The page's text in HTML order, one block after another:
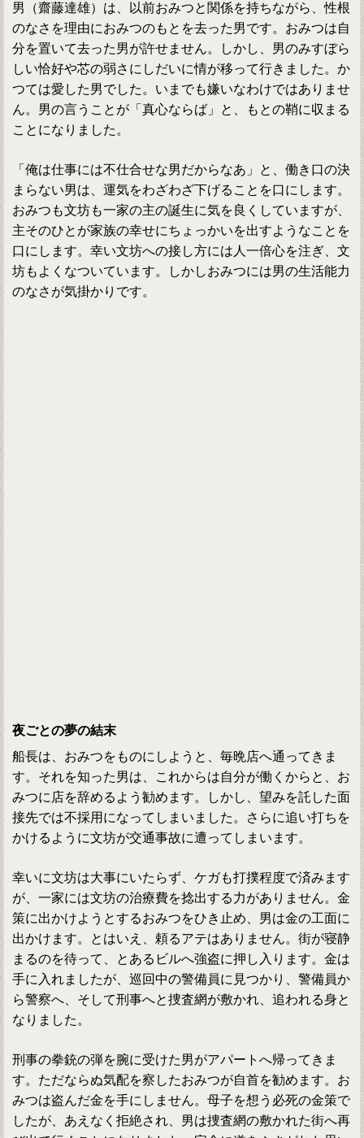
男（齋藤達雄）は、以前おみつと関係を持ちながら、性根
のなさを理由におみつのもとを去った男です。おみつは自
分を置いて去った男が許せません。しかし、男のみすぼら
しい恰好や芯の弱さにしだいに情が移って行きました。か
つては愛した男でした。いまでも嫌いなわけではありませ
ん。男の言うことが「真心ならば」と、もとの鞘に収まる
ことになりました。
「俺は仕事には不仕合せな男だからなあ」と、働き口の決
まらない男は、運気をわざわざ下げることを口にします。
おみつも文坊も一家の主の誕生に気を良くしていますが、
主そのひとが家族の幸せにちょっかいを出すようなことを
口にします。幸い文坊への接し方には人一倍心を注ぎ、文
坊もよくなついています。しかしおみつには男の生活能力
のなさが気掛かりです。
夜ごとの夢の結末
船長は、おみつをものにしようと、毎晩店へ通ってきま
す。それを知った男は、これからは自分が働くからと、お
みつに店を辞めるよう勧めます。しかし、望みを託した面
接先では不採用になってしまいました。さらに追い打ちを
かけるように文坊が交通事故に遭ってしまいます。
幸いに文坊は大事にいたらず、ケガも打撲程度で済みます
が、一家には文坊の治療費を捻出する力がありません。金
策に出かけようとするおみつをひき止め、男は金の工面に
出かけます。とはいえ、頼るアテはありません。街が寝静
まるのを待って、とあるビルへ強盗に押し入ります。金は
手に入れましたが、巡回中の警備員に見つかり、警備員か
ら警察へ、そして刑事へと捜査網が敷かれ、追われる身と
なりました。
刑事の拳銃の弾を腕に受けた男がアパートへ帰ってきま
す。ただならぬ気配を察したおみつが自首を勧めます。お
みつは盗んだ金を手にしません。母子を想う必死の金策で
したが、あえなく拒絶され、男は捜査網の敷かれた街へ再